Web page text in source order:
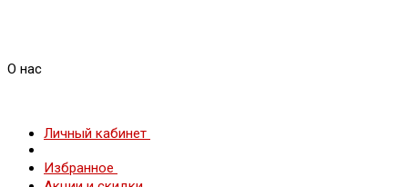
О нас
Личный кабинет
Избранное